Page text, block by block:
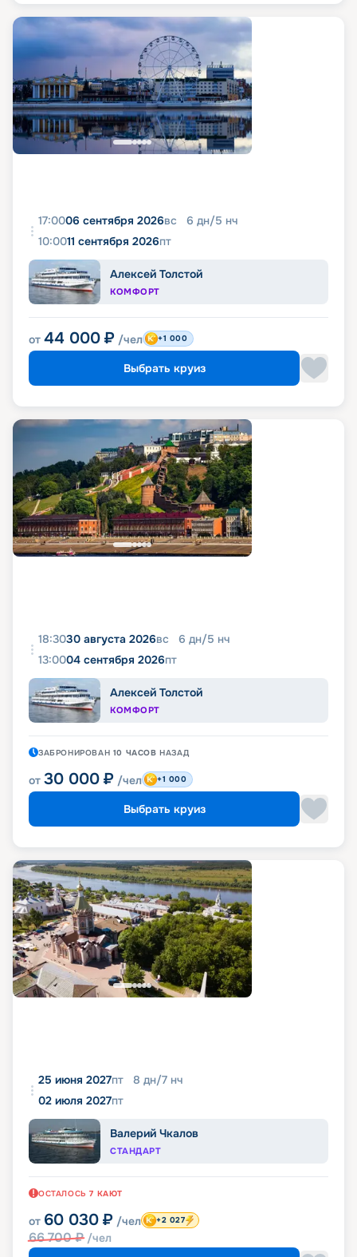
17:0006 сентября 2026вс 6 дн/5 нч
10:0011 сентября 2026пт
Алексей Толстой
КОМФОРТ
от 44 000 ₽ /чел +1 000
Выбрать круиз
18:3030 августа 2026вс 6 дн/5 нч
13:0004 сентября 2026пт
Алексей Толстой
КОМФОРТ
ЗАБРОНИРОВАН 10 ЧАСОВ НАЗАД
от 30 000 ₽ /чел +1 000
Выбрать круиз
25 июня 2027пт 8 дн/7 нч
02 июля 2027пт
Валерий Чкалов
СТАНДАРТ
ОСТАЛОСЬ 7 КАЮТ
от 60 030 ₽ /чел
66 700₽ /чел
+2 027